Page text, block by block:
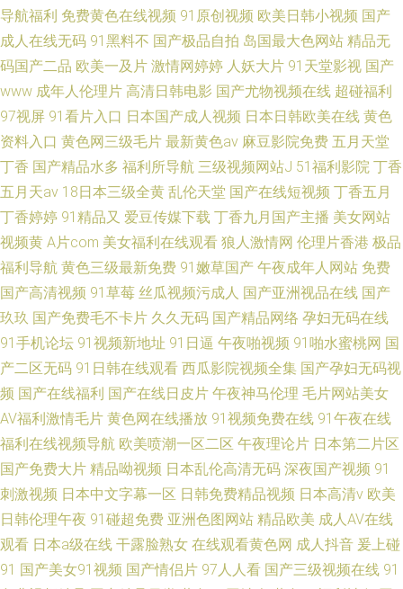
导航福利 免费黄色在线视频 91原创视频 欧美日韩小视频 国产
成人在线无码 91黑料不 国产极品自拍 岛国最大色网站 精品无
码国产二品 欧美一及片 激情网婷婷 人妖大片 91天堂影视 国产
www 成年人伦理片 高清日韩电影 国产尤物视频在线 超碰福利
97视屏 91看片入口 日本国产成人视频 日本日韩欧美在线 黄色
资料入口 黄色网三级毛片 最新黄色av 麻豆影院免费 五月天堂
丁香 国产精品水多 福利所导航 三级视频网站J 51福利影院 丁香
五月天av 18日本三级全黄 乱伦天堂 国产在线短视频 丁香五月
丁香婷婷 91精品又 爱豆传媒下载 丁香九月国产主播 美女网站
视频黄 A片com 美女福利在线观看 狼人激情网 伦理片香港 极品
福利导航 黄色三级最新免费 91嫩草国产 午夜成年人网站 免费
国产高清视频 91草莓 丝瓜视频污成人 国产亚洲视品在线 国产
玖玖 国产免费毛不卡片 久久无码 国产精品网络 孕妇无码在线
91手机论坛 91视频新地址 91日逼 午夜啪视频 91啪水蜜桃网 国
产二区无码 91日韩在线观看 西瓜影院视频全集 国产孕妇无码视
频 国产在线福利 国产在线日皮片 午夜神马伦理 毛片网站美女
AV福利激情毛片 黄色网在线播放 91视频免费在线 91午夜在线
福利在线视频导航 欧美喷潮一区二区 午夜理论片 日本第二片区
国产免费大片 精品呦视频 日本乱伦高清无码 深夜国产视频 91
刺激视频 日本中文字幕一区 日韩免费精品视频 日本高清v 欧美
日韩伦理午夜 91碰超免费 亚洲色图网站 精品欧美 成人AV在线
观看 日本a级在线 干露脸熟女 在线观看黄色网 成人抖音 爰上碰
91 国产美女91视频 国产情侣片 97人人看 国产三级视频在线 91